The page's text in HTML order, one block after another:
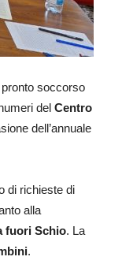
soccorso
del Centro
dell’annuale
di richieste di
alla
fuori Schio. La
.